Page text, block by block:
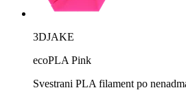
3DJAKE
ecoPLA Pink
Svestrani PLA filament po